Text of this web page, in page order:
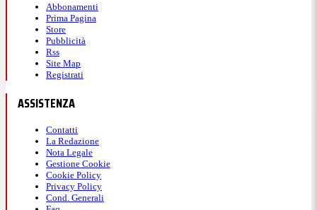
Abbonamenti
Prima Pagina
Store
Pubblicità
Rss
Site Map
Registrati
ASSISTENZA
Contatti
La Redazione
Nota Legale
Gestione Cookie
Cookie Policy
Privacy Policy
Cond. Generali